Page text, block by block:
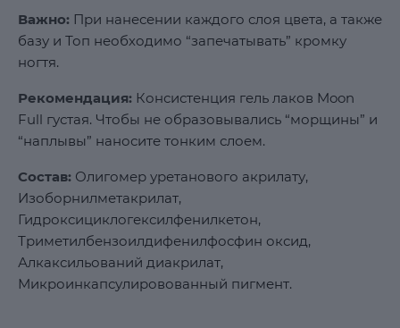
Важно: При нанесении каждого слоя цвета, а также
базу и Топ необходимо “запечатывать” кромку
ногтя.
Рекомендация: Консистенция гель лаков Moon
Full густая. Чтобы не образовывались “морщины” и
“наплывы” наносите тонким слоем.
Состав: Олигомер уретанового акрилату,
Изоборнилметакрилат,
Гидроксициклогексилфенилкетон,
Триметилбензоилдифенилфосфин оксид,
Алкаксильований диакрилат,
Микроинкапсулировованный пигмент.